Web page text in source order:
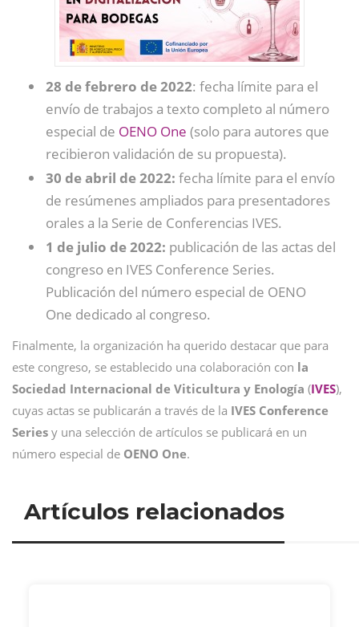
28 de febrero de 2022: fecha límite para el
envío de trabajos a texto completo al número
especial de OENO One (solo para autores que
recibieron validación de su propuesta).
30 de abril de 2022: fecha límite para el envío
de resúmenes ampliados para presentadores
orales a la Serie de Conferencias IVES.
1 de julio de 2022: publicación de las actas del
congreso en IVES Conference Series.
Publicación del número especial de OENO
One dedicado al congreso.
Finalmente, la organización ha querido destacar que para
este congreso, se establecido una colaboración con la
Sociedad Internacional de Viticultura y Enología (IVES),
cuyas actas se publicarán a través de la IVES Conference
Series y una selección de artículos se publicará en un
número especial de OENO One.
Artículos relacionados